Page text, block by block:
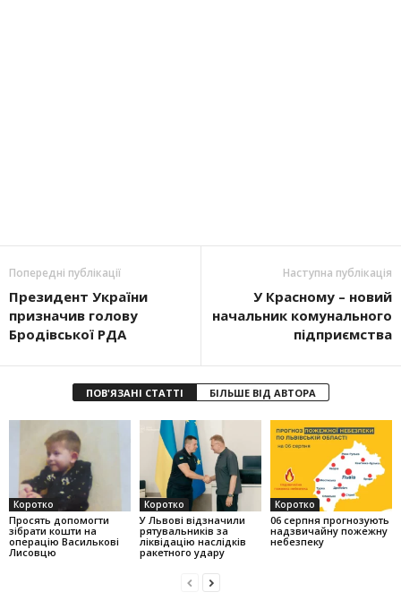
Попередні публікації
Президент України
призначив голову
Бродівської РДА
Наступна публікація
У Красному – новий
начальник комунального
підприємства
ПОВ'ЯЗАНІ СТАТТІ БІЛЬШЕ ВІД АВТОРА
Коротко
Просять допомогти
зібрати кошти на
операцію Василькові
Лисовцю
Коротко
У Львові відзначили
рятувальників за
ліквідацію наслідків
ракетного удару
Коротко
06 серпня прогнозують
надзвичайну пожежну
небезпеку